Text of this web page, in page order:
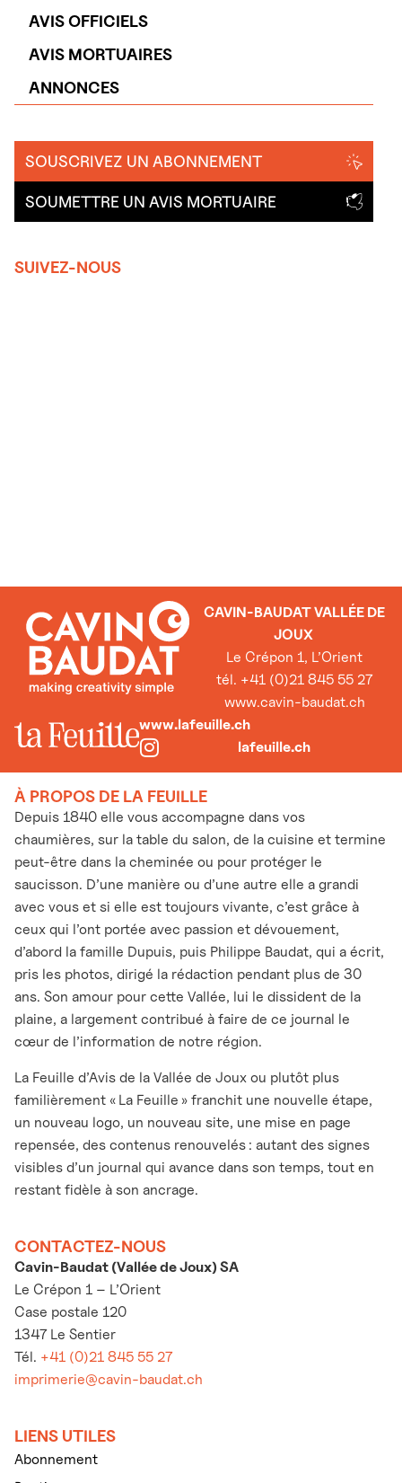
AVIS OFFICIELS
AVIS MORTUAIRES
ANNONCES
SOUSCRIVEZ UN ABONNEMENT
SOUMETTRE UN AVIS MORTUAIRE
SUIVEZ-NOUS
CAVIN-BAUDAT VALLÉE DE
JOUX
Le Crépon 1, L’Orient
tél. +41 (0)21 845 55 27
www.cavin-baudat.ch
www.lafeuille.ch
lafeuille.ch
À PROPOS DE LA FEUILLE
Depuis 1840 elle vous accompagne dans vos
chaumières, sur la table du salon, de la cuisine et termine
peut-être dans la cheminée ou pour protéger le
saucisson. D’une manière ou d’une autre elle a grandi
avec vous et si elle est toujours vivante, c’est grâce à
ceux qui l’ont portée avec passion et dévouement,
d’abord la famille Dupuis, puis Philippe Baudat, qui a écrit,
pris les photos, dirigé la rédaction pendant plus de 30
ans. Son amour pour cette Vallée, lui le dissident de la
plaine, a largement contribué à faire de ce journal le
cœur de l’information de notre région.
La Feuille d’Avis de la Vallée de Joux ou plutôt plus
familièrement « La Feuille » franchit une nouvelle étape,
un nouveau logo, un nouveau site, une mise en page
repensée, des contenus renouvelés : autant des signes
visibles d’un journal qui avance dans son temps, tout en
restant fidèle à son ancrage.
CONTACTEZ-NOUS
Cavin-Baudat (Vallée de Joux) SA
Le Crépon 1 – L’Orient
Case postale 120
1347 Le Sentier
Tél. +41 (0)21 845 55 27
imprimerie@cavin-baudat.ch
LIENS UTILES
Abonnement